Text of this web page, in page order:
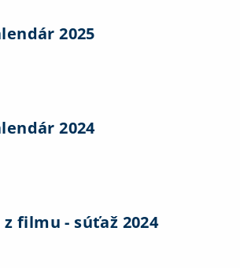
2025
2024
filmu - súťaž 2024